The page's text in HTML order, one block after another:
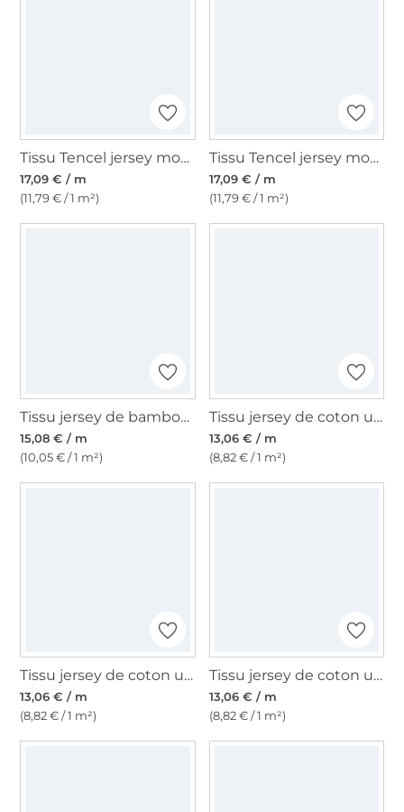
Tissu Tencel jersey modal uni, bleu fumée
17,09 € / m
(11,79 € / 1 m²)
Tissu Tencel jersey modal uni, bleu marine
17,09 € / m
(11,79 € / 1 m²)
Tissu jersey de bambou Uni, bleu marine
15,08 € / m
(10,05 € / 1 m²)
Tissu jersey de coton uni, baies clair
13,06 € / m
(8,82 € / 1 m²)
Tissu jersey de coton uni, bleu pétrole foncé
13,06 € / m
(8,82 € / 1 m²)
Tissu jersey de coton uni, vert gazon
13,06 € / m
(8,82 € / 1 m²)